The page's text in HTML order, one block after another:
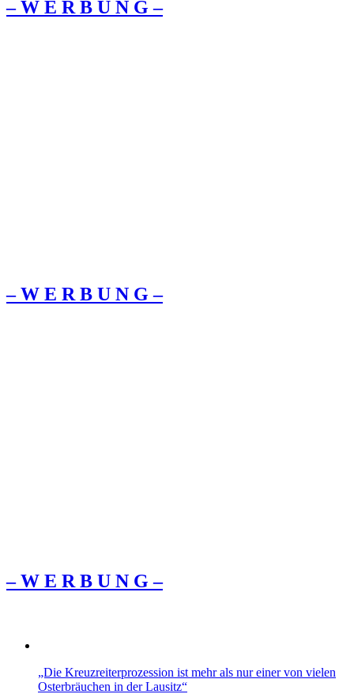
– W Ε R Β U Ν G –
– W Ε R Β U Ν G –
– W Ε R Β U Ν G –
„Die Kreuzreiterprozession ist mehr als nur einer von vielen
Osterbräuchen in der Lausitz“